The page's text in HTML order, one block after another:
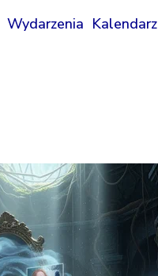
Wydarzenia Kalendarz